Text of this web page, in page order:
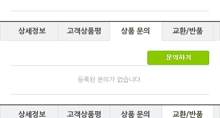
상세정보 고객상품평 상품 문의 교환/반품
등록된 문의가 없습니다.
상세정보 고객상품평 상품 문의 교환/반품